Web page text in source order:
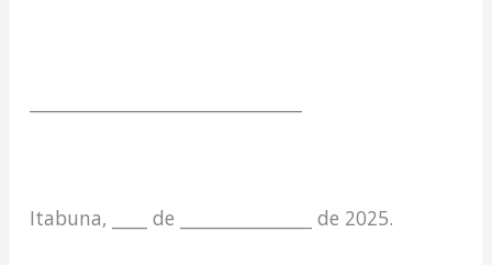
Itabuna, ____ de _______________ de 2025.